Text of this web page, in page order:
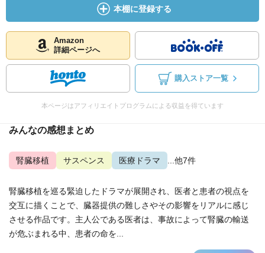
本棚に登録する
Amazon
詳細ページへ
購入ストア一覧
本ページはアフィリエイトプログラムによる収益を得ています
みんなの感想まとめ
腎臓移植 サスペンス 医療ドラマ ...他7件
腎臓移植を巡る緊迫したドラマが展開され、医者と患者の視点を
交互に描くことで、臓器提供の難しさやその影響をリアルに感じ
させる作品です。主人公である医者は、事故によって腎臓の輸送
が危ぶまれる中、患者の命を...